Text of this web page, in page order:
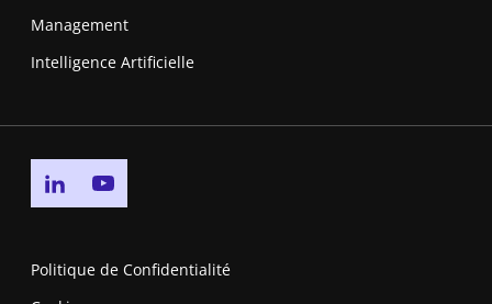
Management
Intelligence Artificielle
Go to linkedin page
Politique de Confidentialité